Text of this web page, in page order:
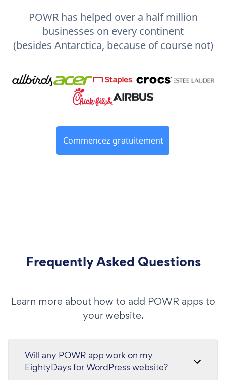
POWR has helped over a half million
businesses on every continent
(besides Antarctica, because of course not)
Commencez gratuitement
Frequently Asked Questions
Learn more about how to add POWR apps to
your website.
Will any POWR app work on my
EightyDays for WordPress website?